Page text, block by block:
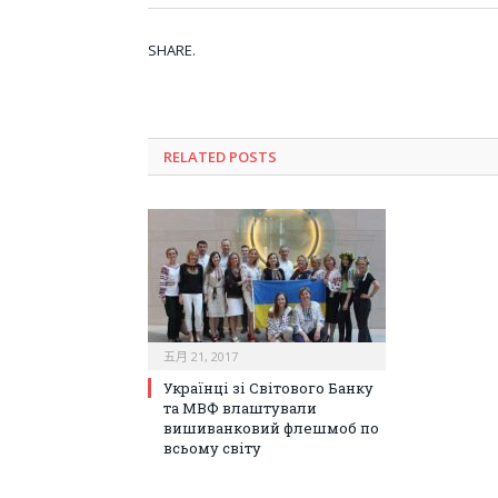
SHARE.
RELATED POSTS
五月 21, 2017
Українці зі Світового Банку
та МВФ влаштували
вишиванковий флешмоб по
всьому світу